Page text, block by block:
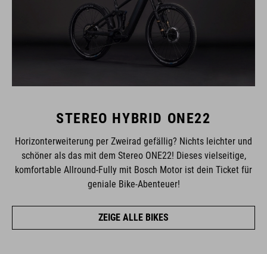
STEREO HYBRID ONE22
Horizonterweiterung per Zweirad gefällig? Nichts leichter und
schöner als das mit dem Stereo ONE22! Dieses vielseitige,
komfortable Allround-Fully mit Bosch Motor ist dein Ticket für
geniale Bike-Abenteuer!
ZEIGE ALLE BIKES